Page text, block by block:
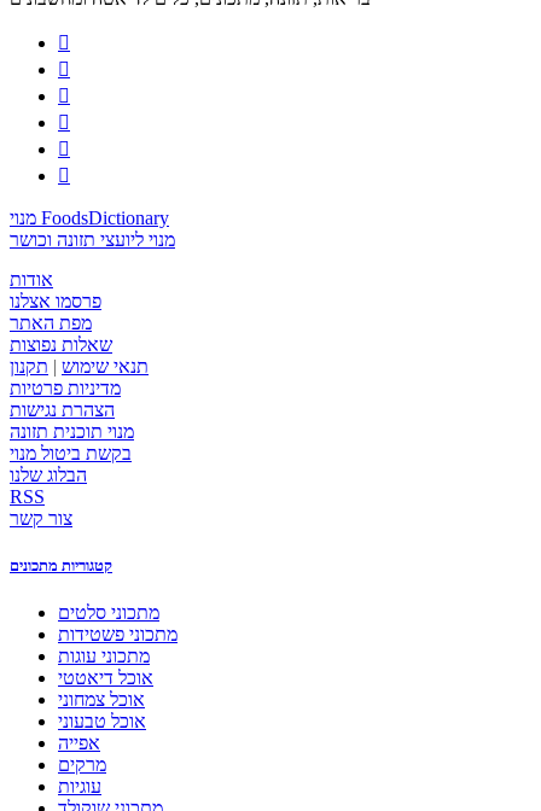






מנוי FoodsDictionary
מנוי ליועצי תזונה וכושר
אודות
פרסמו אצלנו
מפת האתר
שאלות נפוצות
תנאי שימוש | תקנון
מדיניות פרטיות
הצהרת נגישות
מנוי תוכנית תזונה
בקשת ביטול מנוי
הבלוג שלנו
RSS
צור קשר
קטגוריות מתכונים
מתכוני סלטים
מתכוני פשטידות
מתכוני עוגות
אוכל דיאטטי
אוכל צמחוני
אוכל טבעוני
אפייה
מרקים
עוגיות